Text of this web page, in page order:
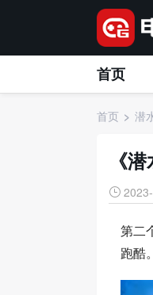
首页
首页 潜
《
第二
跑酷。